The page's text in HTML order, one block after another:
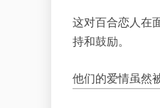
这对百合恋人在
持和鼓励。
他们的爱情虽然